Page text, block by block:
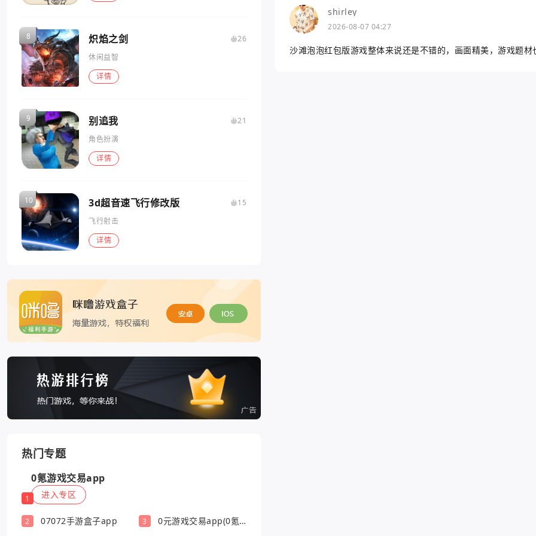
炽焰之剑
26
休闲益智
详情
别追我
21
角色扮演
详情
3d超音速飞行修改版
15
飞行射击
详情
热门专题
1
0氪游戏交易app
进入专区
2 07072手游盒子app 3
0元游戏交易app(0氪
shirley
2026-08-07 04:27
沙滩泡泡红包版游戏整体来说还是不错的，画面精美，游戏题材